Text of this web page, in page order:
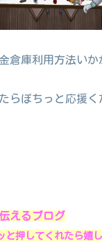
倉庫利用方法いか
らぽちっと応援
えるブログ
と押してくれたら嬉